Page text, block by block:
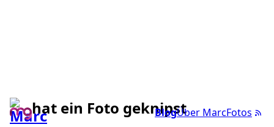
BlogÜber MarcFotos
hat ein Foto geknipst